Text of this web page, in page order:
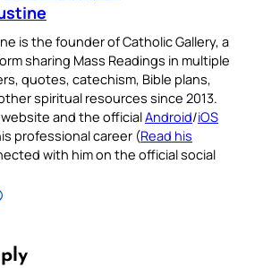
is the founder of Catholic Gallery, a
sharing Mass Readings in multiple
quotes, catechism, Bible plans,
spiritual resources since 2013.
and the officialAndroid/iOS
professional career (Read his
with him on the official social